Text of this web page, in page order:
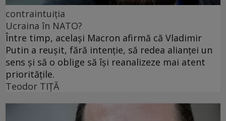
contraintuiția
Ucraina în NATO?
Între timp, același Macron afirmă că Vladimir
Putin a reușit, fără intenție, să redea alianței un
sens și să o oblige să își reanalizeze mai atent
prioritățile.
Teodor TIŢĂ